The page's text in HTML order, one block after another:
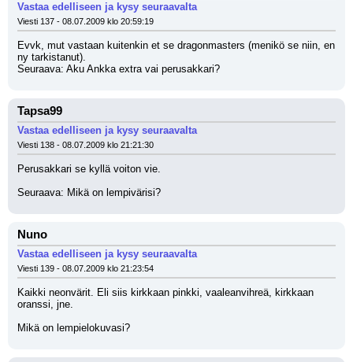
Vastaa edelliseen ja kysy seuraavalta
Viesti 137 - 08.07.2009 klo 20:59:19
Evvk, mut vastaan kuitenkin et se dragonmasters (menikö se niin, en
ny tarkistanut).
Seuraava: Aku Ankka extra vai perusakkari?
Tapsa99
Vastaa edelliseen ja kysy seuraavalta
Viesti 138 - 08.07.2009 klo 21:21:30
Perusakkari se kyllä voiton vie.
Seuraava: Mikä on lempivärisi?
Nuno
Vastaa edelliseen ja kysy seuraavalta
Viesti 139 - 08.07.2009 klo 21:23:54
Kaikki neonvärit. Eli siis kirkkaan pinkki, vaaleanvihreä, kirkkaan
oranssi, jne.
Mikä on lempielokuvasi?